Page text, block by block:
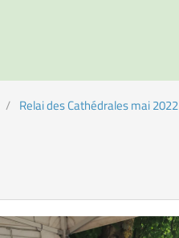
Relai des Cathédrales mai 2022